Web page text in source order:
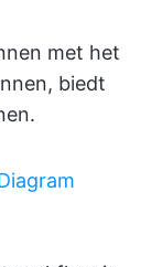
met het
biedt